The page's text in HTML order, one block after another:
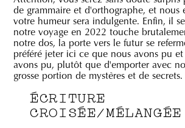
de grammaire et d'orthographe, et nous
votre humeur sera indulgente. Enfin, il
notre voyage en 2022 touche
notre dos, la porte vers le futur se
préféré jeter ici ce que nous avons pu
avons pu, plutôt que d'emporter avec
grosse portion de mystères et de secrets.
ÉCRITURE
CROISÉE/MÉLANGÉE